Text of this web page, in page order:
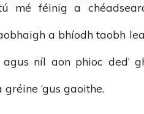
mé féinig a
a bhíodh taobh
níl aon phioc ded’
‘gus gaoithe.